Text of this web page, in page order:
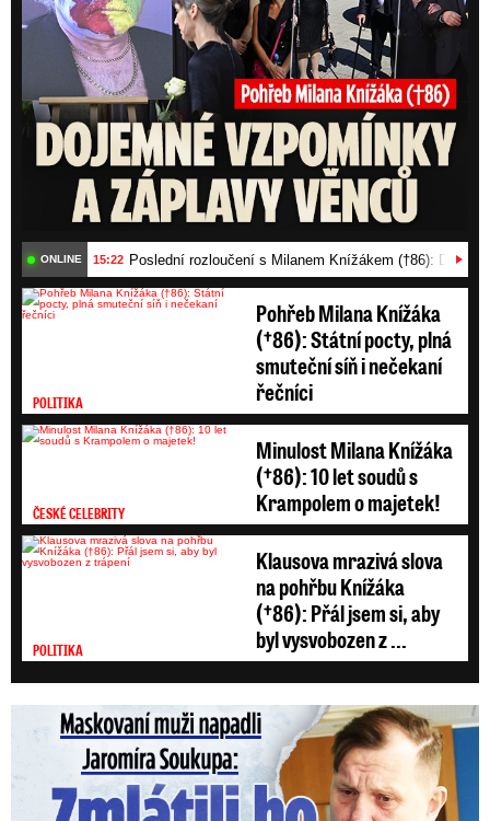
Video se připravuje ...
Premiér Fiala o daních: Vyšší platby pro bezdětné za
této vlády neprojde. A proč se platí víc za
nemovistosti?
Zdroj: Blesk TV/Jaroslav Šimáček
ONLINE 15:22 Poslední rozloučení s Milanem Knížákem (†86):
POLITIKA
Pohřeb Milana Knížáka
(†86): Státní pocty, plná
smuteční síň i nečekaní
řečníci
ČESKÉ CELEBRITY
Minulost Milana Knížáka
(†86): 10 let soudů s
Krampolem o majetek!
POLITIKA
Klausova mrazivá slova
na pohřbu Knížáka
(†86): Přál jsem si, aby
byl vysvobozen z ...
Maskovaní muži napadli Jaromíra Soukupa: Krvavá nakládačka